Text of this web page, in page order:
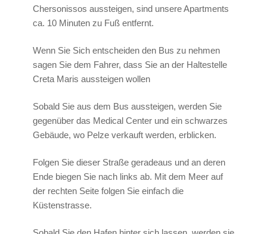
Chersonissos aussteigen, sind unsere Apartments
ca. 10 Minuten zu Fuß entfernt.
Wenn Sie Sich entscheiden den Bus zu nehmen
sagen Sie dem Fahrer, dass Sie an der Haltestelle
Creta Maris aussteigen wollen
Sobald Sie aus dem Bus aussteigen, werden Sie
gegenüber das Medical Center und ein schwarzes
Gebäude, wo Pelze verkauft werden, erblicken.
Folgen Sie dieser Straße geradeaus und an deren
Ende biegen Sie nach links ab. Mit dem Meer auf
der rechten Seite folgen Sie einfach die
Küstenstrasse.